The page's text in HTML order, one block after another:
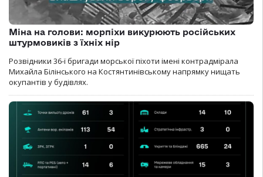
Міна на голови: морпіхи викурюють російських
штурмовиків з їхніх нір
Розвідники 36-ї бригади морської піхоти імені контрадмірала
Михайла Білінського на Костянтинівському напрямку нищать
окупантів у будівлях.